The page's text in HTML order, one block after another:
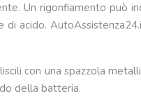
Un rigonfiamento può
acido.
con una spazzola
della batteria.